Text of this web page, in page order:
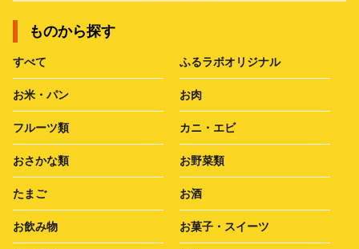
ものから探す
すべて ふるラボオリジナル
お米・パン お肉
フルーツ類 カニ・エビ
おさかな類 お野菜類
たまご お酒
お飲み物 お菓子・スイーツ